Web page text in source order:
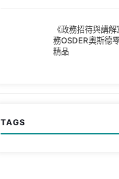
《政務招待與講
務OSDER奧斯德
精品
TAGS